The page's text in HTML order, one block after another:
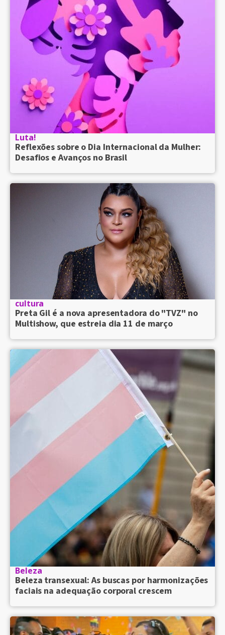
Luta!
Reflexões sobre o Dia Internacional da Mulher:
Desafios e Avanços no Brasil
cultura
Preta Gil é a nova apresentadora do "TVZ" no
Multishow, que estreia dia 11 de março
Beleza
Beleza transexual: As buscas por harmonizações
faciais na adequação corporal crescem